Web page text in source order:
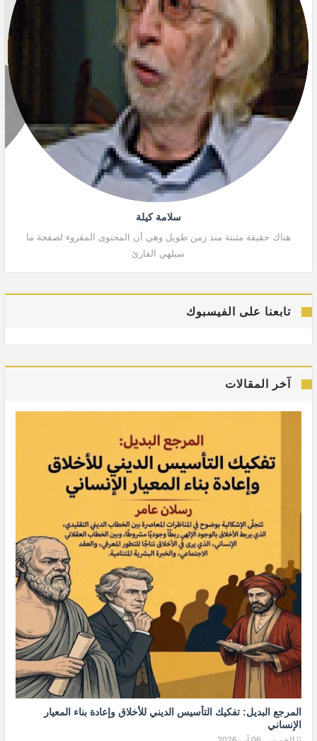
سلامة كيلة
هناك حقيقة مثبتة منذ زمن طويل وهي أن المحتوى المقروء لصفحة ما
سيلهي القارئ
تابعنا على الفيسبوك
آخر المقالات
المرجع البديل: تفكيك التأسيس الديني للأخلاق وإعادة بناء المعيار
الإنساني